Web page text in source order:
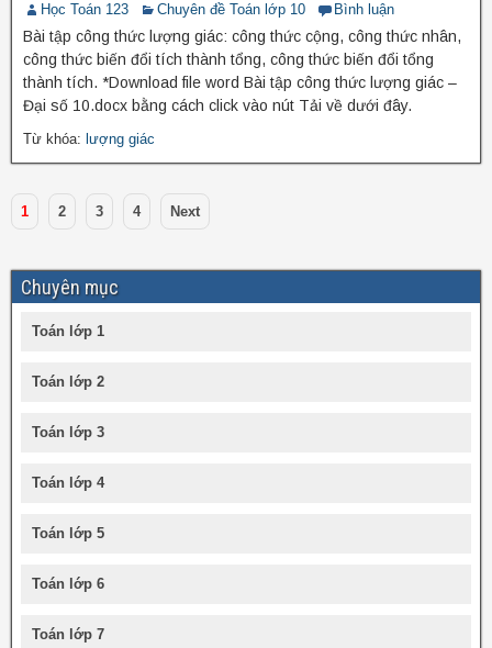
Học Toán 123 Chuyên đề Toán lớp 10 Bình luận
Bài tập công thức lượng giác: công thức cộng, công thức nhân,
công thức biến đổi tích thành tổng, công thức biến đổi tổng
thành tích. *Download file word Bài tập công thức lượng giác –
Đại số 10.docx bằng cách click vào nút Tải về dưới đây.
Từ khóa: lượng giác
1 2 3 4 Next
Chuyên mục
Toán lớp 1
Toán lớp 2
Toán lớp 3
Toán lớp 4
Toán lớp 5
Toán lớp 6
Toán lớp 7